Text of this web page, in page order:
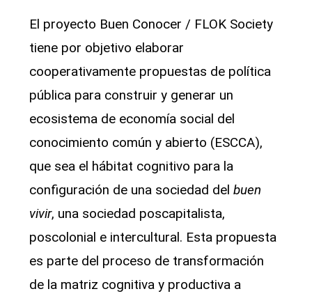
El proyecto Buen Conocer / FLOK Society
tiene por objetivo elaborar
cooperativamente propuestas de política
pública para construir y generar un
ecosistema de economía social del
conocimiento común y abierto (ESCCA),
que sea el hábitat cognitivo para la
configuración de una sociedad del buen
vivir, una sociedad poscapitalista,
poscolonial e intercultural. Esta propuesta
es parte del proceso de transformación
de la matriz cognitiva y productiva a